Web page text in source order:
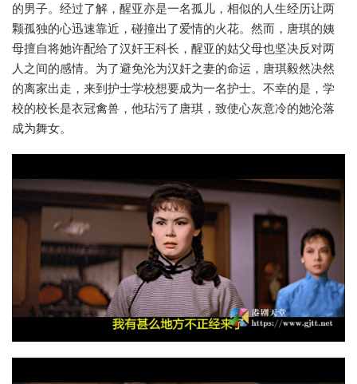
的男子。经过了解，醒亚亦是一名孤儿，相似的人生经历让两
颗孤独的心迅速靠近，碰撞出了爱情的火花。然而，唐琪的姨
母擅自将她许配给了汉奸王科长，醒亚的姑父母也坚决反对两
人之间的感情。为了避免沦为汉奸之妻的命运，唐琪毅然决然
的离家出走，来到护士学校想要成为一名护士。不幸的是，学
校的校长是衣冠禽兽，他玷污了唐琪，致使心灰意冷的她沦落
成为舞女。